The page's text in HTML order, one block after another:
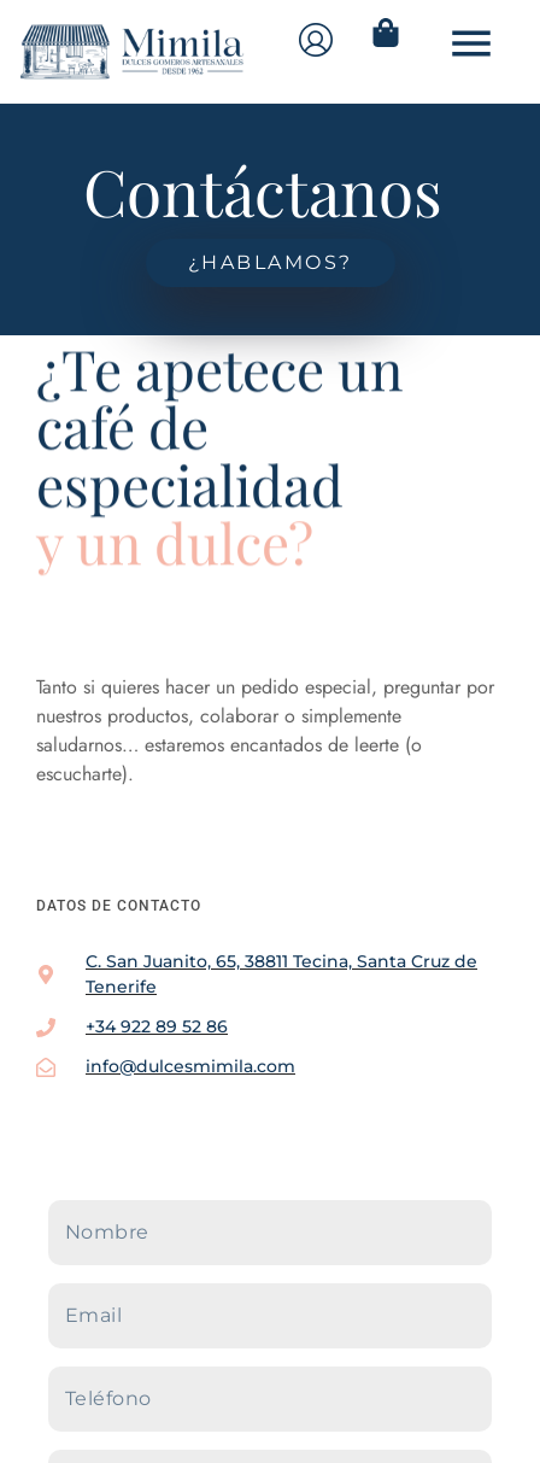
Contáctanos
¿HABLAMOS?
¿Te apetece un
café de
especialidad
y un dulce?
Tanto si quieres hacer un pedido especial, preguntar por
nuestros productos, colaborar o simplemente
saludarnos… estaremos encantados de leerte (o
escucharte).
DATOS DE CONTACTO
C. San Juanito, 65, 38811 Tecina, Santa Cruz de
Tenerife
+34 922 89 52 86
info@dulcesmimila.com